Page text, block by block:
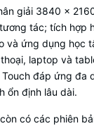
giải 3840 ×
tác; tích hợp
và ứng dụng
laptop và
đáp ứng
ổn định lâu dài.
có các phiên